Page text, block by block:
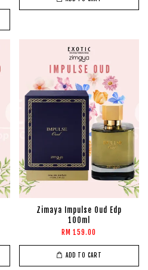
Zimaya Impulse Oud Edp
100ml
RM 159.00
ADD TO CART